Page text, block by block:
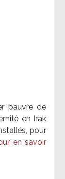
pauvre de
en Irak​
pour
en savoir